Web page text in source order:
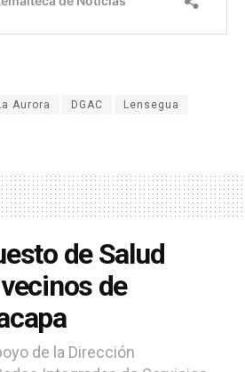
Aurora DGAC Lensegua
de Salud
de
de la Dirección